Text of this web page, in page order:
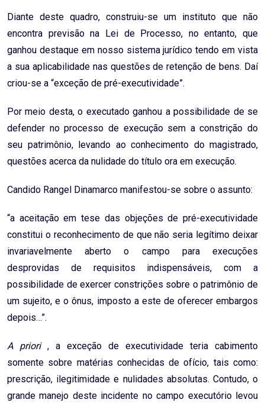
Diante deste quadro, construiu-se um instituto que não
encontra previsão na Lei de Processo, no entanto, que
ganhou destaque em nosso sistema jurídico tendo em vista
a sua aplicabilidade nas questões de retenção de bens. Daí
criou-se a “exceção de pré-executividade”.
Por meio desta, o executado ganhou a possibilidade de se
defender no processo de execução sem a constrição do
seu patrimônio, levando ao conhecimento do magistrado,
questões acerca da nulidade do título ora em execução.
Candido Rangel Dinamarco manifestou-se sobre o assunto:
“a aceitação em tese das objeções de pré-executividade
constitui o reconhecimento de que não seria legítimo deixar
invariavelmente aberto o campo para execuções
desprovidas de requisitos indispensáveis, com a
possibilidade de exercer constrições sobre o patrimônio de
um sujeito, e o ônus, imposto a este de oferecer embargos
depois…”.
A priori, a exceção de executividade teria cabimento
somente sobre matérias conhecidas de ofício, tais como:
prescrição, ilegitimidade e nulidades absolutas. Contudo, o
grande manejo deste incidente no campo executório levou